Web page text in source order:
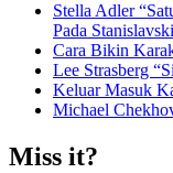
Stella Adler
Pada
Cara Bikin
Lee Strasberg
Keluar Masuk
Michael
Miss it?